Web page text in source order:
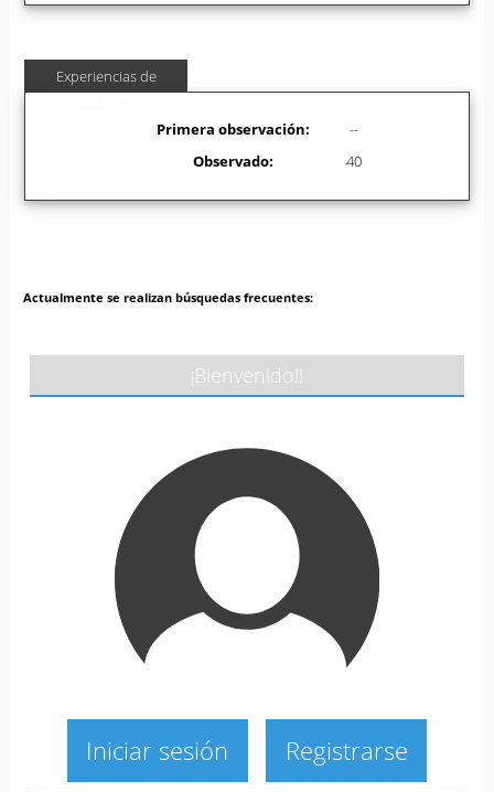
Experiencias de
Primera observación:
--
Observado:
40
Actualmente se realizan búsquedas frecuentes:
¡Bienvenido!!
Iniciar sesión Registrarse